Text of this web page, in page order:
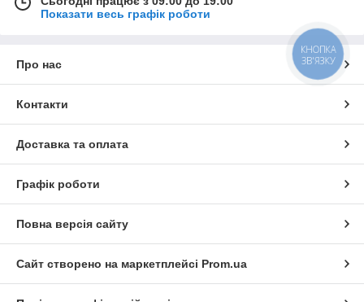
Показати весь графік роботи
Про нас
Контакти
Доставка та оплата
Графік роботи
Повна версія сайту
Сайт створено на маркетплейсі Prom.ua
КНОПКА
ЗВ'ЯЗКУ